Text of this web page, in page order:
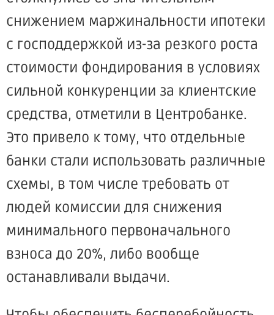
снижением маржинальности ипотеки
с господдержкой из-за резкого роста
стоимости фондирования в условиях
сильной конкуренции за клиентские
средства, отметили в Центробанке.
Это привело к тому, что отдельные
банки стали использовать различные
схемы, в том числе требовать от
людей комиссии для снижения
минимального первоначального
взноса до 20%, либо вообще
останавливали выдачи.